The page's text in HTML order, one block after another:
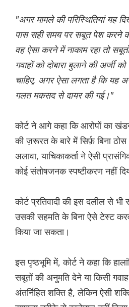
"अगर मामले की परिस्थितियां यह
पास सही समय पर सबूत पेश करने का
वह ऐसा करने में नाकाम रहा तो
गवाहों को दोबारा बुलाने की अर्जी
चाहिए, अगर ऐसा लगता है कि यह
गलत मकसद से दायर की गई।"
कोर्ट ने आगे कहा कि आरोपों का
की ज़रूरत के बारे में सिर्फ़ बिना
अलावा, याचिकाकर्ता ने ऐसी
कोई संतोषजनक स्पष्टीकरण नहीं
कोर्ट प्रतिवादी की इस दलील से
उसकी सहमति के बिना ऐसे टेस्ट
किया जा सकता।
इस पृष्ठभूमि में, कोर्ट ने कहा कि
सबूतों की अनुमति देने या किसी गवाह
अंतर्निहित शक्ति है, लेकिन ऐसी